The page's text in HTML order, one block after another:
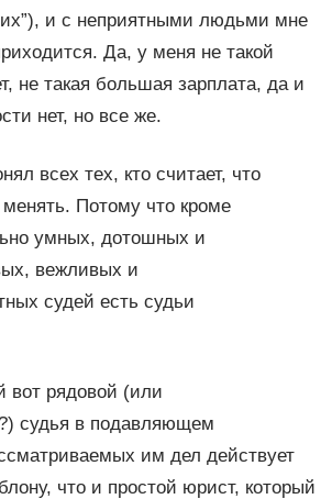
и с неприятными людьми мне
Да, у меня не такой
не такая большая зарплата, да и
нет, но все же.
всех тех, кто считает, что
менять. Потому что кроме
умных, дотошных и
вежливых и
судей есть судьи
вот рядовой (или
судья в подавляющем
им дел действует
что и простой юрист, который